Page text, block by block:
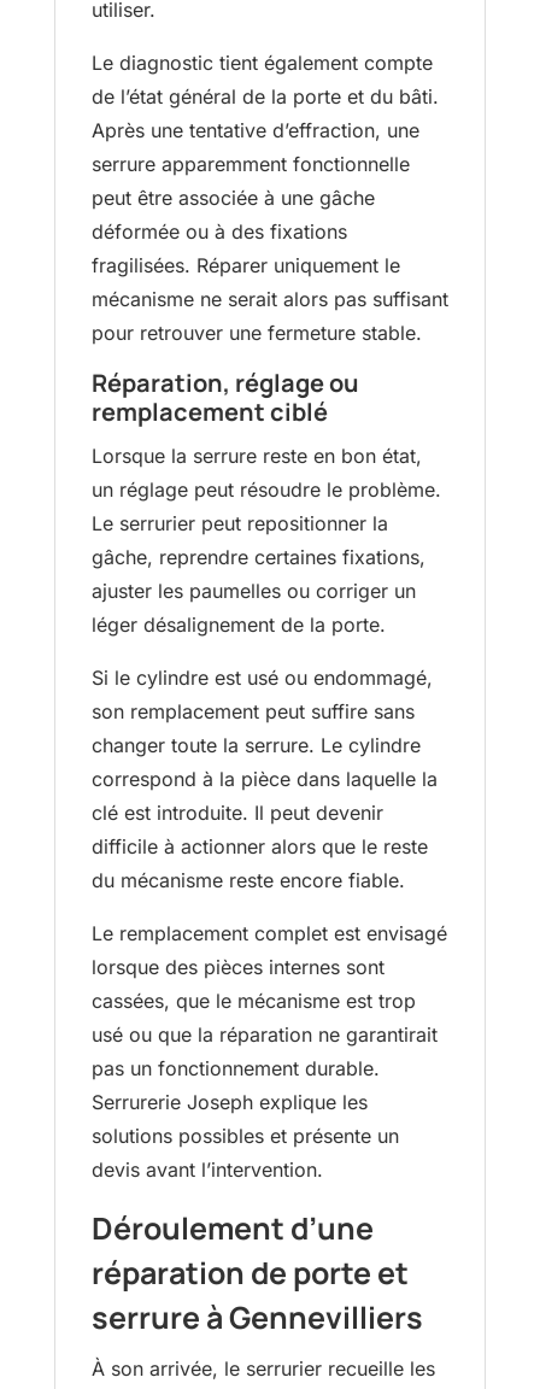
utiliser.
Le diagnostic tient également compte
de l’état général de la porte et du bâti.
Après une tentative d’effraction, une
serrure apparemment fonctionnelle
peut être associée à une gâche
déformée ou à des fixations
fragilisées. Réparer uniquement le
mécanisme ne serait alors pas suffisant
pour retrouver une fermeture stable.
Réparation, réglage ou
remplacement ciblé
Lorsque la serrure reste en bon état,
un réglage peut résoudre le problème.
Le serrurier peut repositionner la
gâche, reprendre certaines fixations,
ajuster les paumelles ou corriger un
léger désalignement de la porte.
Si le cylindre est usé ou endommagé,
son remplacement peut suffire sans
changer toute la serrure. Le cylindre
correspond à la pièce dans laquelle la
clé est introduite. Il peut devenir
difficile à actionner alors que le reste
du mécanisme reste encore fiable.
Le remplacement complet est envisagé
lorsque des pièces internes sont
cassées, que le mécanisme est trop
usé ou que la réparation ne garantirait
pas un fonctionnement durable.
Serrurerie Joseph explique les
solutions possibles et présente un
devis avant l’intervention.
Déroulement d’une
réparation de porte et
serrure à Gennevilliers
À son arrivée, le serrurier recueille les